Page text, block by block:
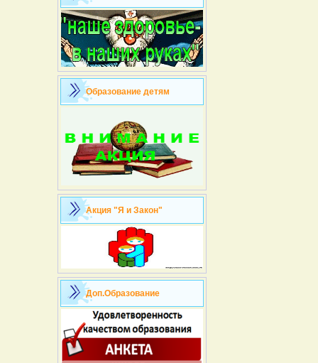
Образование детям
Акция "Я и Закон"
Доп.Образование